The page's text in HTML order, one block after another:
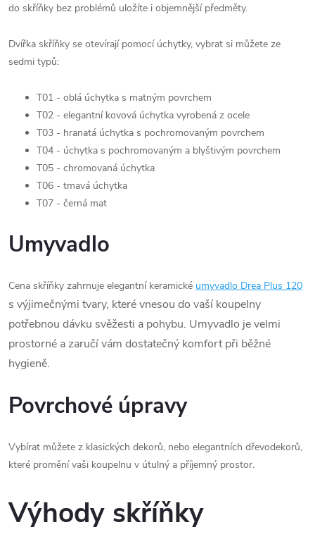
do skříňky bez problémů uložíte i objemnější předměty.
Dvířka skříňky se otevírají pomocí úchytky, vybrat si můžete ze
sedmi typů:
T01 - oblá úchytka s matným povrchem
T02 - elegantní kovová úchytka vyrobená z ocele
T03 - hranatá úchytka s pochromovaným povrchem
T04 - úchytka s pochromovaným a blyštivým povrchem
T05 - chromovaná úchytka
T06 - tmavá úchytka
T07 - černá mat
Umyvadlo
Cena skříňky zahrnuje elegantní keramické umyvadlo Drea Plus 120
s výjimečnými tvary, které vnesou do vaší koupelny
potřebnou dávku svěžesti a pohybu. Umyvadlo je velmi
prostorné a zaručí vám dostatečný komfort při běžné
hygieně.
Povrchové úpravy
Vybírat můžete z klasických dekorů, nebo elegantních dřevodekorů,
které promění vaši koupelnu v útulný a příjemný prostor.
Výhody skříňky